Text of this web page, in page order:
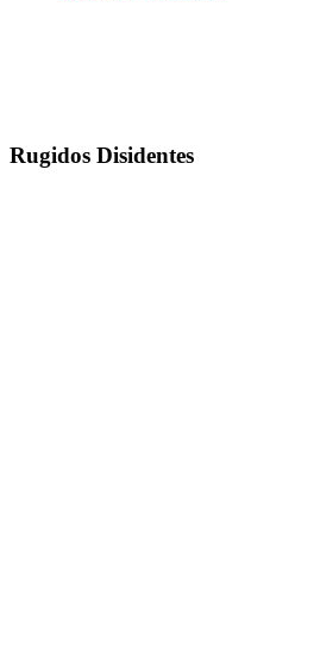
Rugidos Disidentes